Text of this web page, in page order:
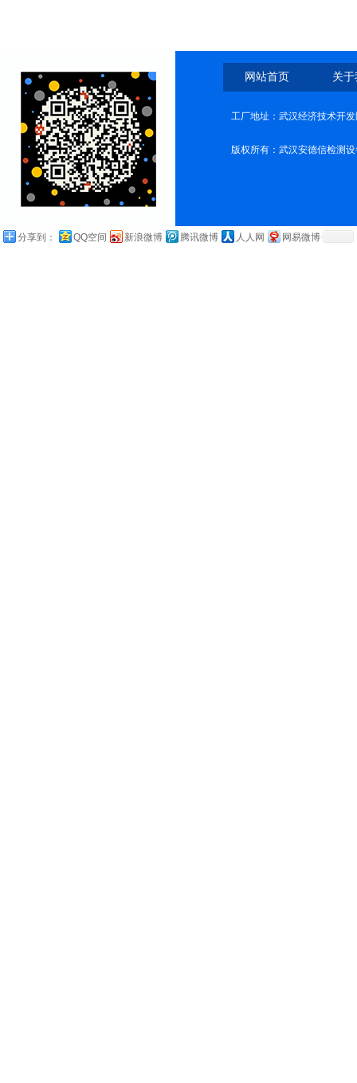
网站首页 关
工厂地址：武汉经济技术开
版权所有：武汉安德信检测
分享到： QQ空间 新浪微博 腾讯微博 人人网 网易微博